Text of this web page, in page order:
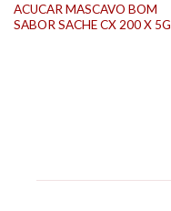
ACUCAR MASCAVO BOM
SABOR SACHE CX 200 X 5G